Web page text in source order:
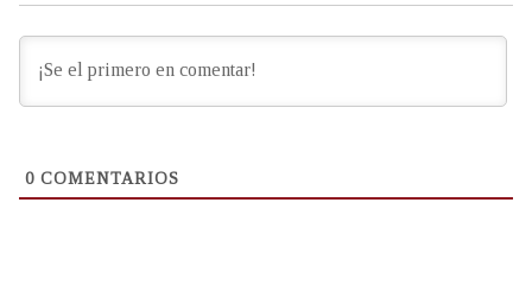
0 COMENTARIOS